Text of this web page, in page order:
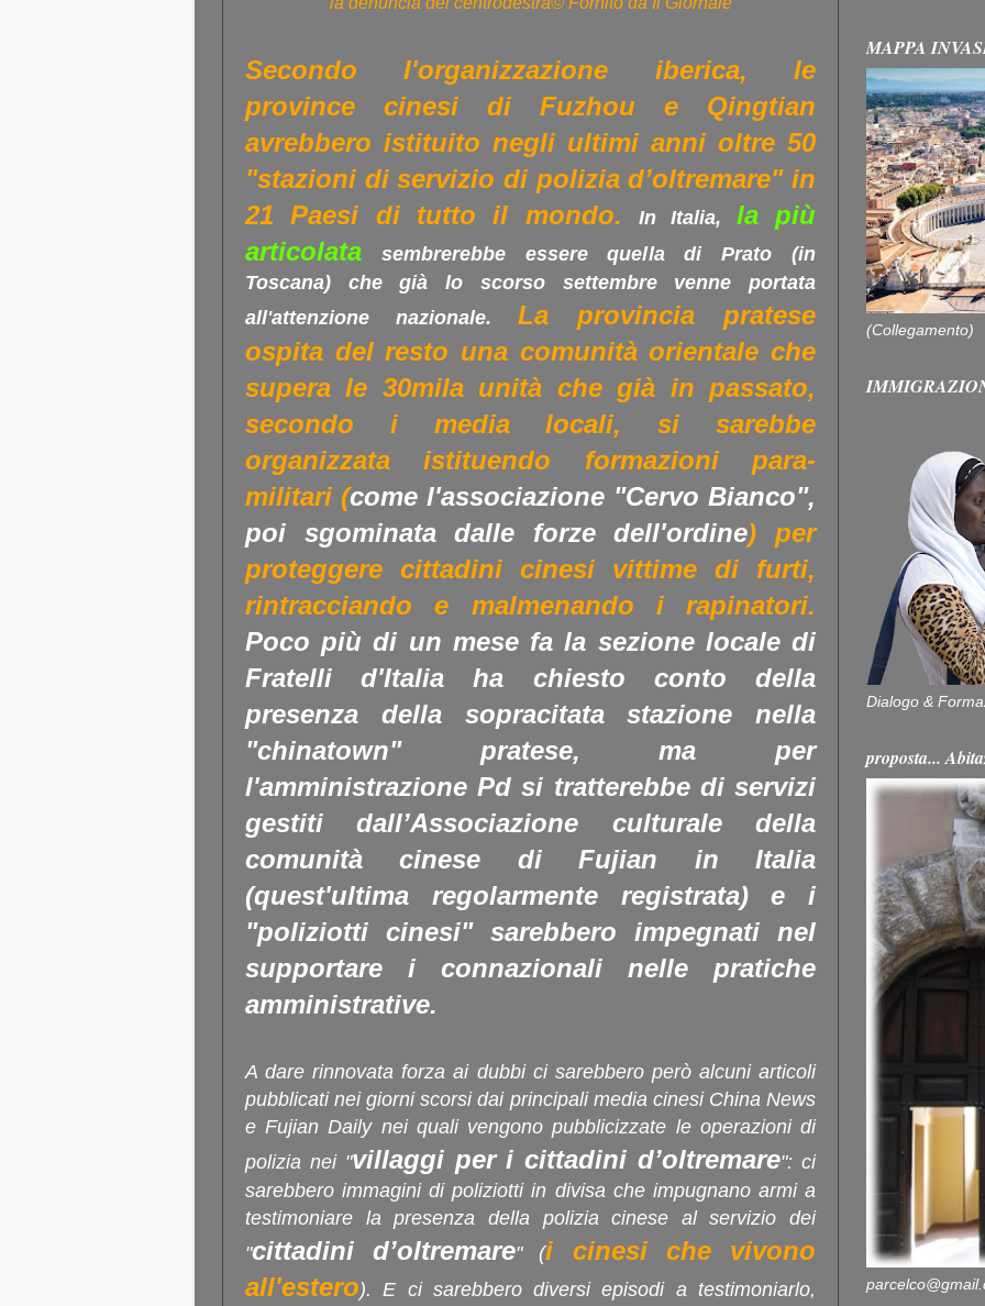
Secondo l'organizzazione iberica, le
province cinesi di Fuzhou e Qingtian
avrebbero istituito negli ultimi anni oltre 50
"stazioni di servizio di polizia d’oltremare" in
21 Paesi di tutto il mondo.
In Italia, la più
articolata sembrerebbe essere quella di Prato (in
Toscana) che già lo scorso settembre venne portata
all'attenzione nazionale.
La provincia pratese
ospita del resto una comunità orientale che
supera le 30mila unità che già in passato,
secondo i media locali, si sarebbe
organizzata istituendo formazioni para-
militari (come l'associazione "Cervo Bianco",
poi sgominata dalle forze dell'ordine) per
proteggere cittadini cinesi vittime di furti,
rintracciando e malmenando i rapinatori.
Poco più di un mese fa la sezione locale di
Fratelli d'Italia ha chiesto conto della
presenza della sopracitata stazione nella
"chinatown" pratese, ma per
l'amministrazione Pd si tratterebbe di servizi
gestiti dall’Associazione culturale della
comunità cinese di Fujian in Italia
(quest'ultima regolarmente registrata) e i
"poliziotti cinesi" sarebbero impegnati nel
supportare i connazionali nelle pratiche
amministrative.
A dare rinnovata forza ai dubbi ci sarebbero però alcuni articoli
pubblicati nei giorni scorsi dai principali media cinesi China News
e Fujian Daily nei quali vengono pubblicizzate le operazioni di
polizia nei "villaggi per i cittadini d’oltremare": ci
sarebbero immagini di poliziotti in divisa che impugnano armi a
testimoniare la presenza della polizia cinese al servizio dei
"cittadini d’oltremare" (i cinesi che vivono
all'estero). E ci sarebbero diversi episodi a testimoniarlo,
MAPPA
(Collegamento)
Dialogo &
proposta...